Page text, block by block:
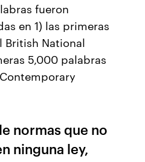
fueron
en 1) las primeras
British National
5,000 palabras
normas que no
ninguna ley,